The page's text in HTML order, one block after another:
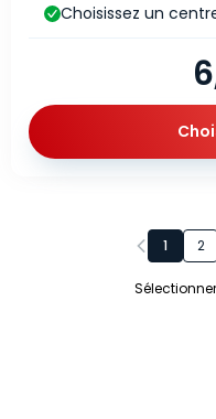
Choisissez un
1 2